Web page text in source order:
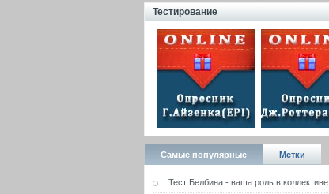
Тестирование
Самые популярные Метки
Тест Белбина - ваша роль в коллективе